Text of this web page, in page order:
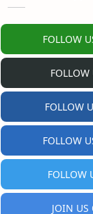
FOLLOW
FOLLOW
FOLLOW
FOLLOW
JOIN US